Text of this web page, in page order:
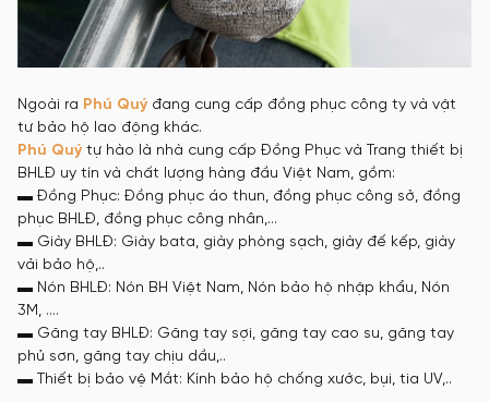
Ngoài ra Phú Quý đang cung cấp đồng phục công ty và vật
tư bảo hộ lao động khác.
Phú Quý tự hào là nhà cung cấp Đồng Phục và Trang thiết bị
BHLĐ uy tín và chất lượng hàng đầu Việt Nam, gồm:
▬ Đồng Phục: Đồng phục áo thun, đồng phục công sở, đồng
phục BHLĐ, đồng phục công nhân,…
▬ Giày BHLĐ: Giày bata, giày phòng sạch, giày đế kếp, giày
vải bảo hộ,..
▬ Nón BHLĐ: Nón BH Việt Nam, Nón bảo hộ nhập khẩu, Nón
3M, ….
▬ Găng tay BHLĐ: Găng tay sợi, găng tay cao su, găng tay
phủ sơn, găng tay chịu dầu,..
▬ Thiết bị bảo vệ Mắt: Kính bảo hộ chống xước, bụi, tia UV,..